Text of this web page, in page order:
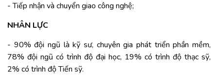
- Tiếp nhận và chuyển giao công nghệ;
NHÂN LỰC
- 90% đội ngũ là kỹ sư, chuyên gia phát triển phần mềm,
78% đội ngũ có trình độ đại học, 19% có trình độ thạc sỹ,
2% có trình độ Tiến sỹ.